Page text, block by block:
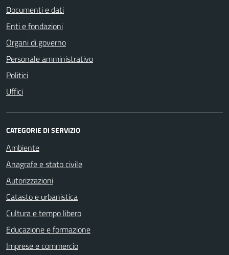
Documenti e dati
Enti e fondazioni
Organi di governo
Personale amministrativo
Politici
Uffici
CATEGORIE DI SERVIZIO
Ambiente
Anagrafe e stato civile
Autorizzazioni
Catasto e urbanistica
Cultura e tempo libero
Educazione e formazione
Imprese e commercio